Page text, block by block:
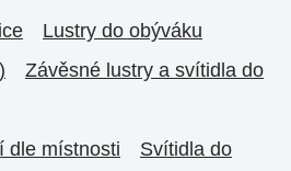
Lustry do obýváku
Závěsné lustry a svítidla do
dle místnosti
Svítidla do